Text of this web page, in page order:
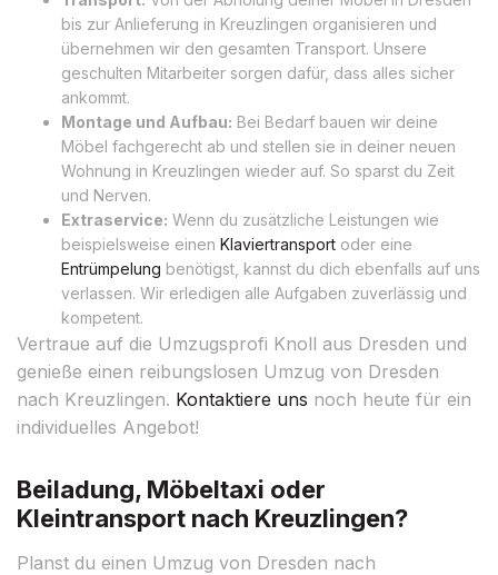
bis zur Anlieferung in Kreuzlingen organisieren und
übernehmen wir den gesamten Transport. Unsere
geschulten Mitarbeiter sorgen dafür, dass alles sicher
ankommt.
Montage und Aufbau: Bei Bedarf bauen wir deine
Möbel fachgerecht ab und stellen sie in deiner neuen
Wohnung in Kreuzlingen wieder auf. So sparst du Zeit
und Nerven.
Extraservice: Wenn du zusätzliche Leistungen wie
beispielsweise einen Klaviertransport oder eine
Entrümpelung benötigst, kannst du dich ebenfalls auf uns
verlassen. Wir erledigen alle Aufgaben zuverlässig und
kompetent.
Vertraue auf die Umzugsprofi Knoll aus Dresden und
genieße einen reibungslosen Umzug von Dresden
nach Kreuzlingen. Kontaktiere uns noch heute für ein
individuelles Angebot!
Beiladung, Möbeltaxi oder
Kleintransport nach Kreuzlingen?
Planst du einen Umzug von Dresden nach